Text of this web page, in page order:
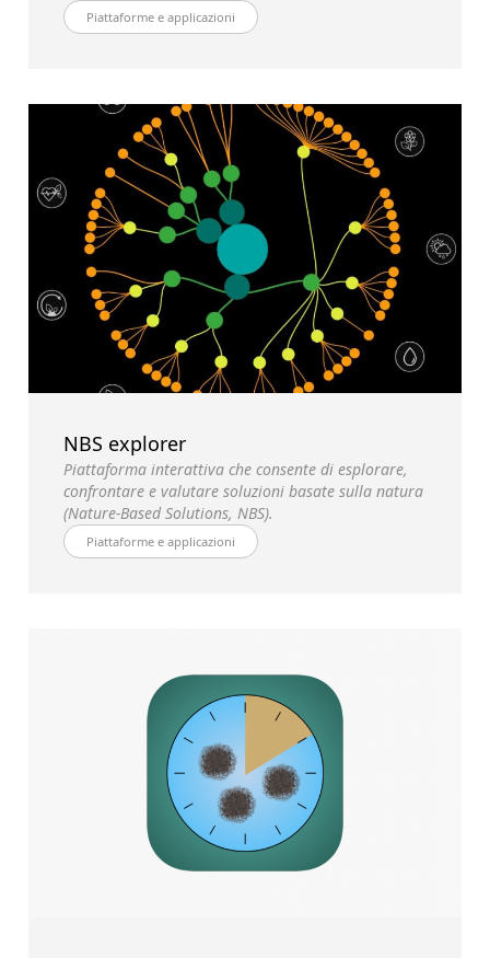
Piattaforme e applicazioni
NBS explorer
Piattaforma interattiva che consente di esplorare,
confrontare e valutare soluzioni basate sulla natura
(Nature-Based Solutions, NBS).
Piattaforme e applicazioni